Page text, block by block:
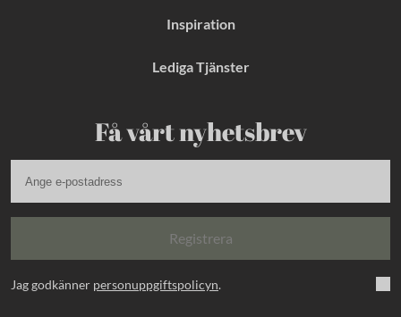
Inspiration
Lediga Tjänster
Få vårt nyhetsbrev
Registrera
Jag godkänner personuppgiftspolicyn.